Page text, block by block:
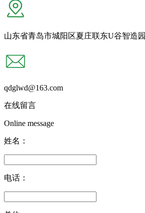
山东省青岛市城阳区夏庄联东U谷智造园
qdglwd@163.com
在线留言
Online message
姓名：
电话：